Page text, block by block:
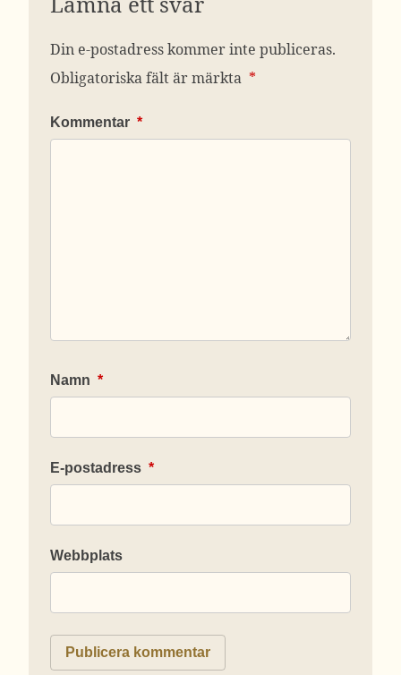
Din e-postadress kommer inte publiceras.
Obligatoriska fält är märkta *
Kommentar *
Namn *
E-postadress *
Webbplats